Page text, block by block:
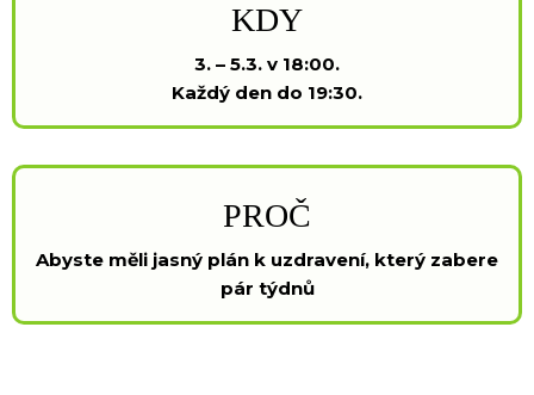
KDY
3. – 5.3. v 18:00.
Každý den do 19:30.
PROČ
Abyste měli jasný plán k uzdravení, který zabere
pár týdnů